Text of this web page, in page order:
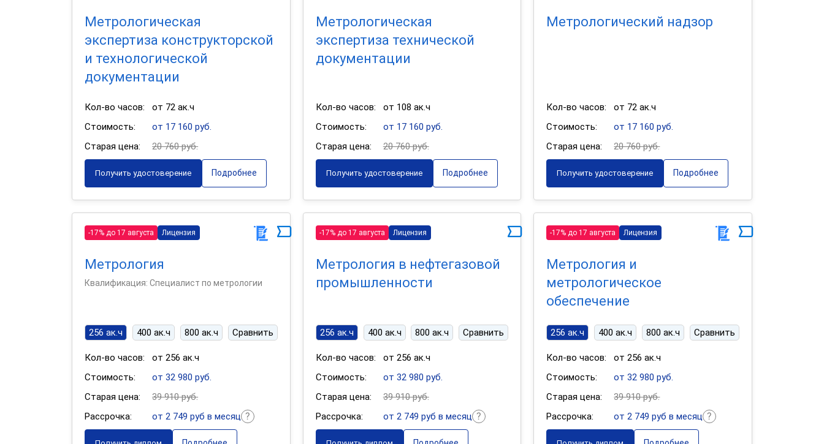
Метрологическая
экспертиза конструкторской
и технологической
документации
Кол-во часов:
от 72 ак.ч
Стоимость:
от 17 160 руб.
Старая цена:
20 760 руб.
Получить удостоверение Подробнее
Метрологическая
экспертиза технической
документации
Кол-во часов:
от 108 ак.ч
Стоимость:
от 17 160 руб.
Старая цена:
20 760 руб.
Получить удостоверение Подробнее
Метрологический надзор
Кол-во часов:
от 72 ак.ч
Стоимость:
от 17 160 руб.
Старая цена:
20 760 руб.
Получить удостоверение Подробнее
-17% до 17 августа Лицензия
Метрология
Квалификация: Специалист по метрологии
256 ак.ч 400 ак.ч 800 ак.ч Сравнить
Кол-во часов:
от 256 ак.ч
Стоимость:
от 32 980 руб.
Старая цена:
39 910 руб.
Рассрочка:
от 2 749 руб в месяц
-17% до 17 августа Лицензия
Метрология в нефтегазовой
промышленности
256 ак.ч 400 ак.ч 800 ак.ч Сравнить
Кол-во часов:
от 256 ак.ч
Стоимость:
от 32 980 руб.
Старая цена:
39 910 руб.
Рассрочка:
от 2 749 руб в месяц
-17% до 17 августа Лицензия
Метрология и
метрологическое
обеспечение
256 ак.ч 400 ак.ч 800 ак.ч Сравнить
Кол-во часов:
от 256 ак.ч
Стоимость:
от 32 980 руб.
Старая цена:
39 910 руб.
Рассрочка:
от 2 749 руб в месяц